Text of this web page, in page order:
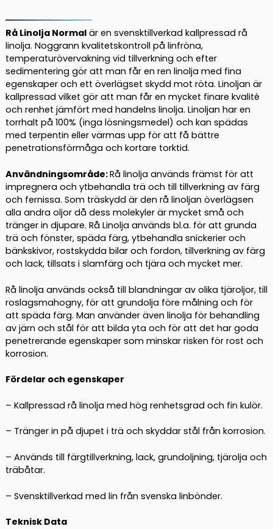
PRIMA
CLAESSONS
mängd
Rå Linolja Normalär en svensktillverkad kallpressad rå
linolja. Noggrann kvalitetskontroll på linfröna,
temperaturövervakning vid tillverkning och efter
sedimentering gör att man får en ren linolja med fina
egenskaper och ett överlägset skydd mot röta. Linoljan är
kallpressad vilket gör att man får en mycket finare kvalité
och renhet jämfört med handelns linolja. Linoljan har en
torrhalt på 100% (inga lösningsmedel) och kan spädas
med terpentin eller värmas upp för att få bättre
penetrationsförmåga och kortare torktid.
Användningsområde:Rå linolja används främst för att
impregnera och ytbehandla trä och till tillverkning av färg
och fernissa. Som träskydd är den rå linoljan överlägsen
alla andra oljor då dess molekyler är mycket små och
tränger in djupare. Rå Linolja används bl.a. för att grunda
trä och fönster, späda färg, ytbehandla snickerier och
bänkskivor, rostskydda bilar och fordon, tillverkning av färg
och lack, tillsats i slamfärg och tjära och mycket mer.
Rå linolja används också till blandningar av olika tjäroljor, till
roslagsmahogny, för att grundolja före målning och för
att späda färg. Man använder även linolja för behandling
av järn och stål för att bilda yta och för att det har goda
penetrerande egenskaper som minskar risken för rost och
korrosion.
Fördelar och egenskaper
– Kallpressad rå linolja med hög renhetsgrad och fin kulör.
– Tränger in på djupet i trä och skyddar stål från korrosion.
– Används till färgtillverkning, lack, grundoljning, tjärolja och
träbåtar.
– Svensktillverkad med lin från svenska linbönder.
Teknisk Data